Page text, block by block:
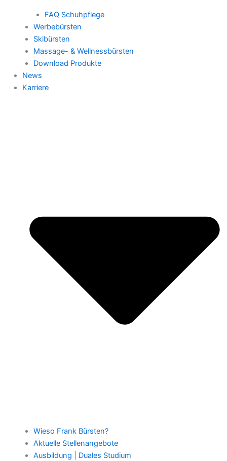
FAQ Schuhpflege
Werbebürsten
Skibürsten
Massage- & Wellnessbürsten
Download Produkte
News
Karriere
Wieso Frank Bürsten?
Aktuelle Stellenangebote
Ausbildung | Duales Studium